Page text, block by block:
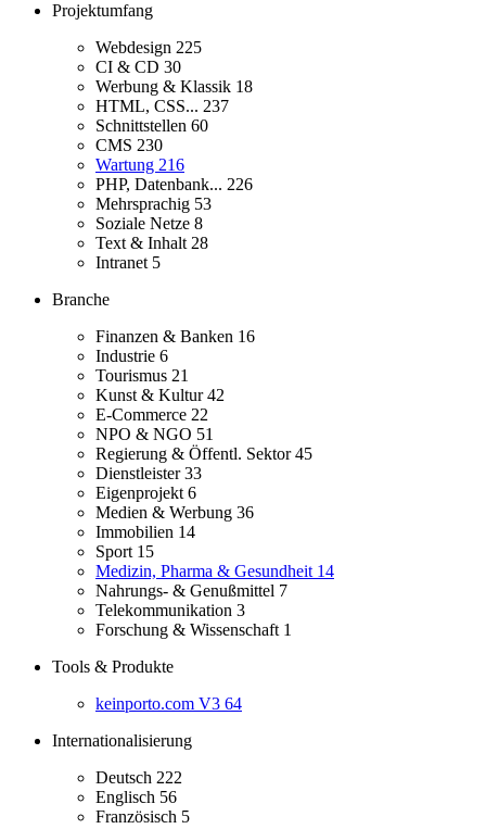
Projektumfang
Webdesign 225
CI & CD 30
Werbung & Klassik 18
HTML, CSS... 237
Schnittstellen 60
CMS 230
Wartung 216
PHP, Datenbank... 226
Mehrsprachig 53
Soziale Netze 8
Text & Inhalt 28
Intranet 5
Branche
Finanzen & Banken 16
Industrie 6
Tourismus 21
Kunst & Kultur42
E-Commerce 22
NPO & NGO 51
Regierung & Öffentl. Sektor45
Dienstleister33
Eigenprojekt 6
Medien & Werbung 36
Immobilien 14
Sport 15
Medizin, Pharma & Gesundheit 14
Nahrungs- & Genußmittel 7
Telekommunikation 3
Forschung & Wissenschaft 1
Tools & Produkte
keinporto.com V3 64
Internationalisierung
Deutsch 222
Englisch 56
Französisch 5